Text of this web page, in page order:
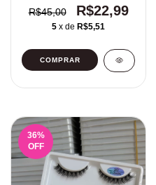
R$45,00
R$22,99
5 x de R$5,51
36%
OFF